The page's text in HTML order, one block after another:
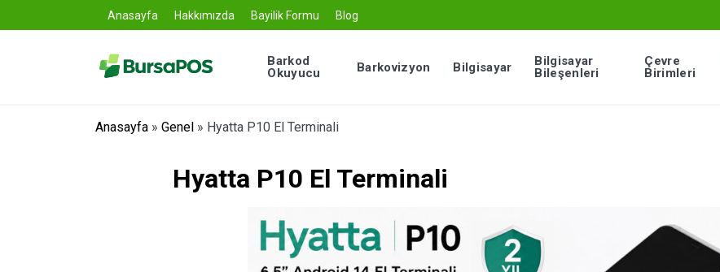
Anasayfa Hakkımızda Bayilik Formu Blog
Barkod
Okuyucu
Barkovizyon Bilgisayar
Bilgisayar
Bileşenleri
Çevre
Birimleri
Anasayfa » Genel » Hyatta P10 El Terminali
Hyatta P10 El Terminali